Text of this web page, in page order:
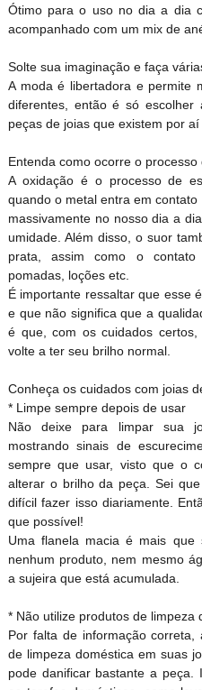
Ótimo para o uso no dia a dia
acompanhado com um mix de
Solte sua imaginação e faça
A moda é libertadora e permite
diferentes, então é só
peças de joias que existem por aí
Entenda como ocorre o
A oxidação é o processo de
quando o metal entra em
massivamente no nosso dia a
umidade. Além disso, o suor
prata, assim como o contato
pomadas, loções etc.
É importante ressaltar que esse
e que não significa que a
é que, com os cuidados
volte a ter seu brilho normal.
Conheça os cuidados com joias
* Limpe sempre depois de usar
Não deixe para limpar sua
mostrando sinais de
sempre que usar, visto que o
alterar o brilho da peça. Sei
difícil fazer isso diariamente.
que possível!
Uma flanela macia é mais que
nenhum produto, nem mesmo
a sujeira que está acumulada.
* Não utilize produtos de limpeza
Por falta de informação correta,
de limpeza doméstica em suas
pode danificar bastante a peça.